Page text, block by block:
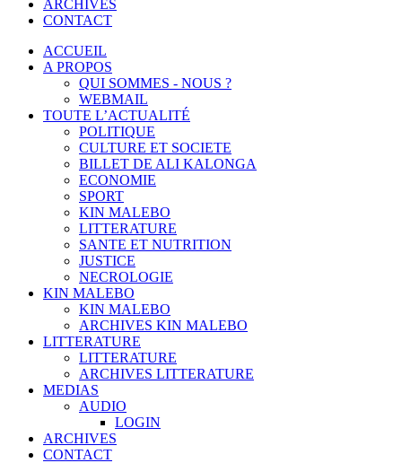
ARCHIVES
CONTACT
ACCUEIL
A PROPOS
QUI SOMMES - NOUS ?
WEBMAIL
TOUTE L’ACTUALITÉ
POLITIQUE
CULTURE ET SOCIETE
BILLET DE ALI KALONGA
ECONOMIE
SPORT
KIN MALEBO
LITTERATURE
SANTE ET NUTRITION
JUSTICE
NECROLOGIE
KIN MALEBO
KIN MALEBO
ARCHIVES KIN MALEBO
LITTERATURE
LITTERATURE
ARCHIVES LITTERATURE
MEDIAS
AUDIO
LOGIN
ARCHIVES
CONTACT